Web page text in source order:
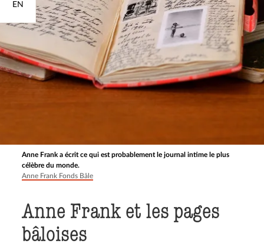
EN
Anne Frank a écrit ce qui est probablement le journal intime le plus
célèbre du monde.
Anne Frank Fonds Bâle
Anne Frank et les pages
bâloises